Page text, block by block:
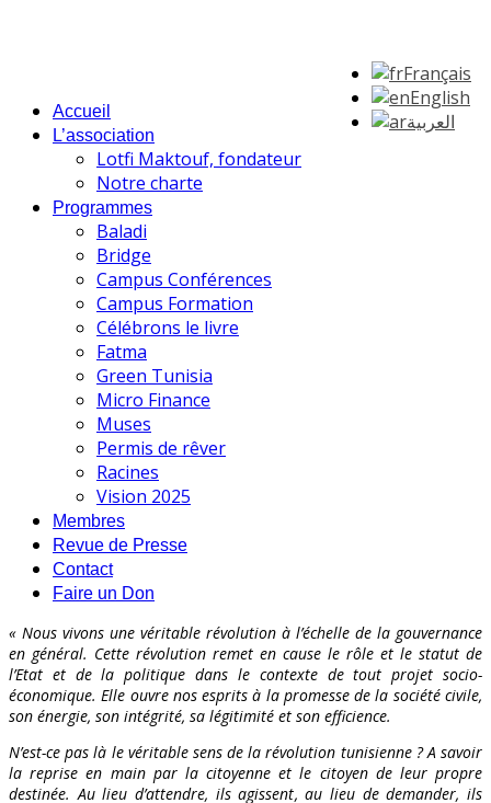
Français
English
العربية
Accueil
L’association
Lotfi Maktouf, fondateur
Notre charte
Programmes
Baladi
Bridge
Campus Conférences
Campus Formation
Célébrons le livre
Fatma
Green Tunisia
Micro Finance
Muses
Permis de rêver
Racines
Vision 2025
Membres
Revue de Presse
Contact
Faire un Don
« Nous vivons une véritable révolution à l’échelle de la gouvernance
en général. Cette révolution remet en cause le rôle et le statut de
l’Etat et de la politique dans le contexte de tout projet socio-
économique. Elle ouvre nos esprits à la promesse de la société civile,
son énergie, son intégrité, sa légitimité et son efficience.
N’est-ce pas là le véritable sens de la révolution tunisienne ? A savoir
la reprise en main par la citoyenne et le citoyen de leur propre
destinée. Au lieu d’attendre, ils agissent, au lieu de demander, ils